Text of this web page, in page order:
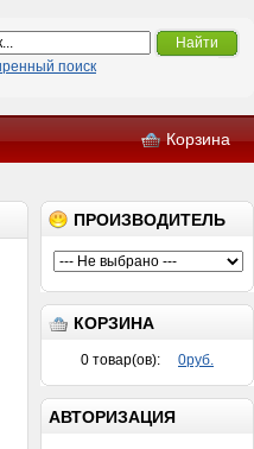
Найти
поиск
Корзина
ПРОИЗВОДИТЕЛЬ
КОРЗИНА
0 товар(ов): 0руб.
АВТОРИЗАЦИЯ